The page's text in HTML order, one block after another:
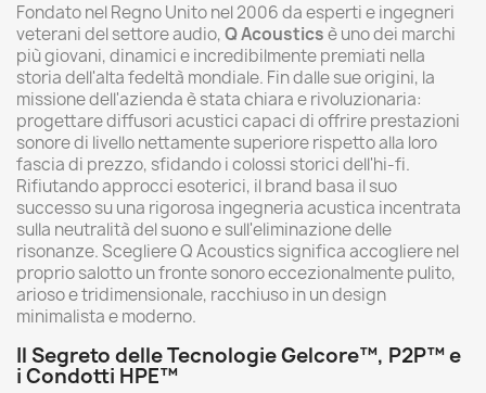
Fondato nel Regno Unito nel 2006 da esperti e ingegneri
veterani del settore audio,Q Acousticsè uno dei marchi
più giovani, dinamici e incredibilmente premiati nella
storia dell'alta fedeltà mondiale. Fin dalle sue origini, la
missione dell'azienda è stata chiara e rivoluzionaria:
progettare diffusori acustici capaci di offrire prestazioni
sonore di livello nettamente superiore rispetto alla loro
fascia di prezzo, sfidando i colossi storici dell'hi-fi.
Rifiutando approcci esoterici, il brand basa il suo
successo su una rigorosa ingegneria acustica incentrata
sulla neutralità del suono e sull'eliminazione delle
risonanze. Scegliere Q Acoustics significa accogliere nel
proprio salotto un fronte sonoro eccezionalmente pulito,
arioso e tridimensionale, racchiuso in un design
minimalista e moderno.
Il Segreto delle Tecnologie Gelcore™, P2P™ e
i Condotti HPE™